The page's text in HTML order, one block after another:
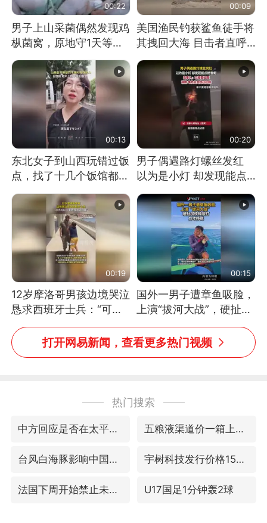
00:22
男子上山采菌偶然发现鸡
枞菌窝，原地守1天等它
长大：挖了140多朵
00:09
美国渔民钓获鲨鱼徒手将
其拽回大海 目击者直呼
震惊 （视频来源：参考
消息）
00:13
东北女子到山西玩错过饭
点，找了十几个饭馆都没
开门：午休到几点
00:20
男子偶遇路灯螺丝发红
以为是小灯 却发现能点
燃香烟 当事人：已报警
处理
00:19
12岁摩洛哥男孩边境哭泣
恳求西班牙士兵：“可不
可以不要把我遣返回国”
00:15
国外一男子遭章鱼吸脸，
上演“拔河大战”，硬扯加
铁棒敲打方才挣脱
打开网易新闻，查看更多热门视频
热门搜索
中方回应是否在太平洋海底开采稀土 五粮液渠道价一箱上涨近百元
台风白海豚影响中国已成定局 宇树科技发行价格150.80元/股
法国下周开始禁止未经同意的电话营销 U17国足1分钟轰2球